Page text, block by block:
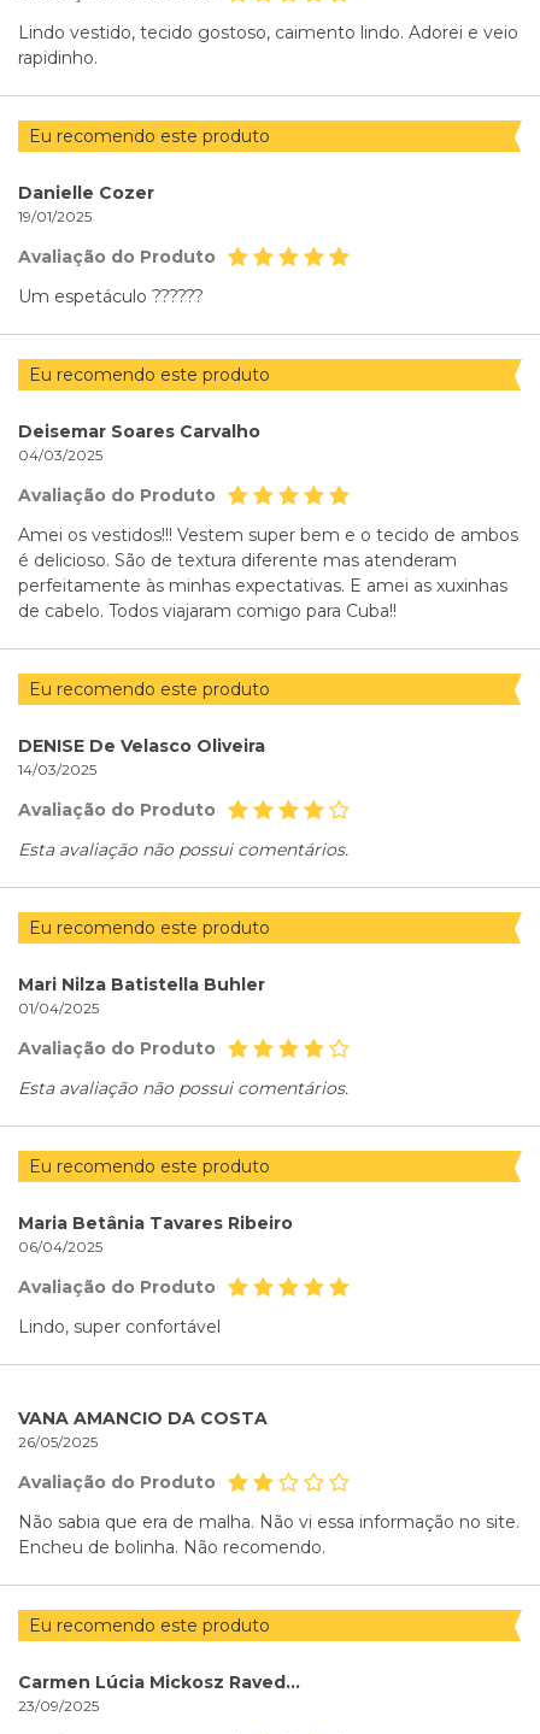
Lindo vestido, tecido gostoso, caimento lindo. Adorei e veio
rapidinho.
Eu recomendo este produto
Danielle Cozer
19/01/2025
Avaliação do Produto
Um espetáculo ??????
Eu recomendo este produto
Deisemar Soares Carvalho
04/03/2025
Avaliação do Produto
Amei os vestidos!!! Vestem super bem e o tecido de ambos
é delicioso. São de textura diferente mas atenderam
perfeitamente às minhas expectativas. E amei as xuxinhas
de cabelo. Todos viajaram comigo para Cuba!!
Eu recomendo este produto
DENISE De Velasco Oliveira
14/03/2025
Avaliação do Produto
Esta avaliação não possui comentários.
Eu recomendo este produto
Mari Nilza Batistella Buhler
01/04/2025
Avaliação do Produto
Esta avaliação não possui comentários.
Eu recomendo este produto
Maria Betânia Tavares Ribeiro
06/04/2025
Avaliação do Produto
Lindo, super confortável
VANA AMANCIO DA COSTA
26/05/2025
Avaliação do Produto
Não sabia que era de malha. Não vi essa informação no site.
Encheu de bolinha. Não recomendo.
Eu recomendo este produto
Carmen Lúcia Mickosz Ravedutti
23/09/2025